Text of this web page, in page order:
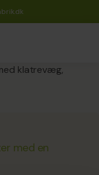
klatrevæg,
med en